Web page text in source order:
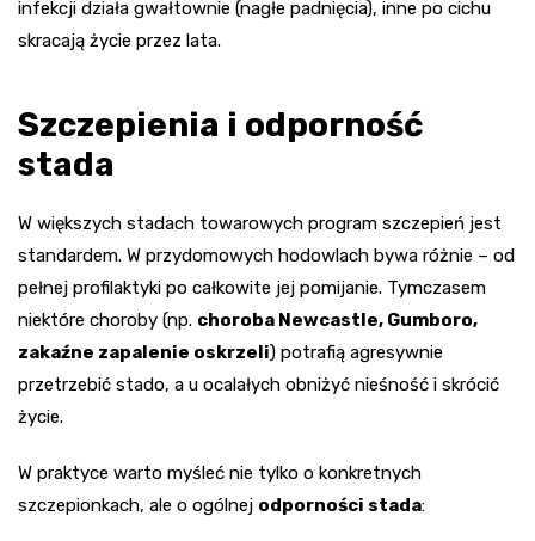
infekcji działa gwałtownie (nagłe padnięcia), inne po cichu
skracają życie przez lata.
Szczepienia i odporność
stada
W większych stadach towarowych program szczepień jest
standardem. W przydomowych hodowlach bywa różnie – od
pełnej profilaktyki po całkowite jej pomijanie. Tymczasem
niektóre choroby (np. choroba Newcastle, Gumboro,
zakaźne zapalenie oskrzeli) potrafią agresywnie
przetrzebić stado, a u ocalałych obniżyć nieśność i skrócić
życie.
W praktyce warto myśleć nie tylko o konkretnych
szczepionkach, ale o ogólnej odporności stada: